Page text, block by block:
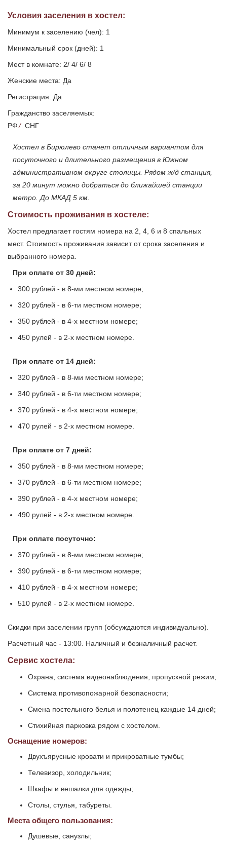
Условия заселения в хостел:
Минимум к заселению (чел): 1
Минимальный срок (дней): 1
Мест в комнате: 2/ 4/ 6/ 8
Женские места: Да
Регистрация: Да
Гражданство заселяемых:
РФ/ СНГ
Хостел в Бирюлево станет отличным вариантом для
посуточного и длительного размещения в Южном
административном округе столицы. Рядом ж/д станция,
за 20 минут можно добраться до ближайшей станции
метро. До МКАД 5 км.
Стоимость проживания в хостеле:
Хостел предлагает гостям номера на 2, 4, 6 и 8 спальных
мест. Стоимость проживания зависит от срока заселения и
выбранного номера.
При оплате от 30 дней:
300 рублей - в 8-ми местном номере;
320 рублей - в 6-ти местном номере;
350 рублей - в 4-х местном номере;
450 рулей - в 2-х местном номере.
При оплате от 14 дней:
320 рублей - в 8-ми местном номере;
340 рублей - в 6-ти местном номере;
370 рублей - в 4-х местном номере;
470 рулей - в 2-х местном номере.
При оплате от 7 дней:
350 рублей - в 8-ми местном номере;
370 рублей - в 6-ти местном номере;
390 рублей - в 4-х местном номере;
490 рулей - в 2-х местном номере.
При оплате посуточно:
370 рублей - в 8-ми местном номере;
390 рублей - в 6-ти местном номере;
410 рублей - в 4-х местном номере;
510 рулей - в 2-х местном номере.
Скидки при заселении групп (обсуждаются индивидуально).
Расчетный час - 13:00. Наличный и безналичный расчет.
Сервис хостела:
Охрана, система видеонаблюдения, пропускной режим;
Система противопожарной безопасности;
Смена постельного белья и полотенец каждые 14 дней;
Стихийная парковка рядом с хостелом.
Оснащение номеров:
Двухъярусные кровати и прикроватные тумбы;
Телевизор, холодильник;
Шкафы и вешалки для одежды;
Столы, стулья, табуреты.
Места общего пользования:
Душевые, санузлы;